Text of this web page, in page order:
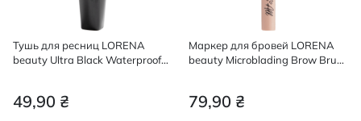
Тушь для ресниц LORENA
beauty Ultra Black Waterproof
49,90 ₴
Маркер для бровей LORENA
beauty Microblading Brow Brush
79,90 ₴